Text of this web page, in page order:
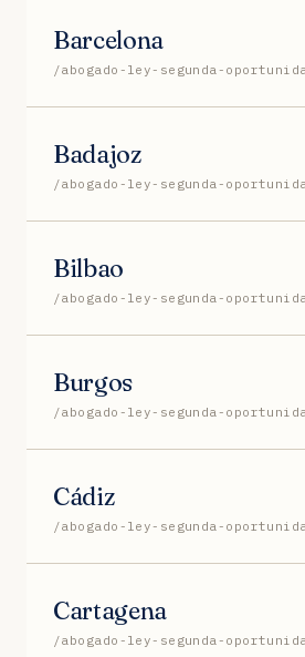
Barcelona
/abogado-ley-segunda-
Badajoz
/abogado-ley-segunda-
Bilbao
/abogado-ley-segunda-
Burgos
/abogado-ley-segunda-
Cádiz
/abogado-ley-segunda-
Cartagena
/abogado-ley-segunda-